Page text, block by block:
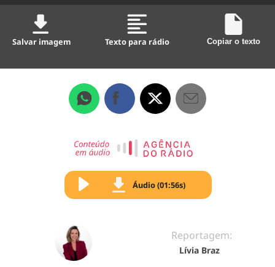
Salvar imagem Texto para rádio Copiar o texto
Áudio (01:56s)
Reportagem:
Lívia Braz